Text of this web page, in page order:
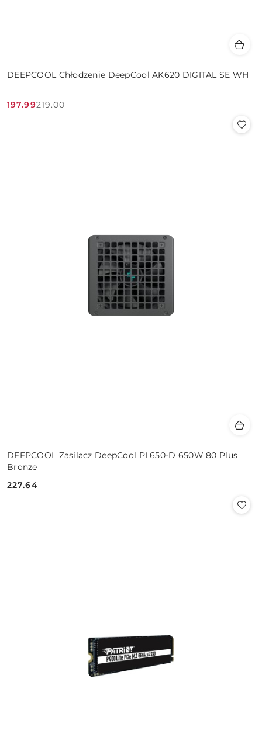
DEEPCOOL Chłodzenie DeepCool AK620 DIGITAL SE WH
Cena
197.99
Cena
219.00
DEEPCOOL Zasilacz DeepCool PL650-D 650W 80 Plus
Bronze
Cena:
227.64